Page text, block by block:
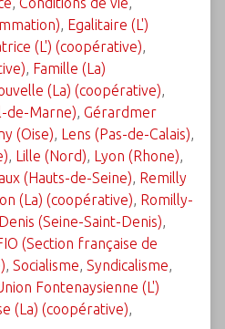
, Egalitaire (L')
(L') (coopérative),
, Famille (La)
(La) (coopérative),
de-Marne), Gérardmer
(Oise), Lens (Pas-de-Calais),
, Lille (Nord), Lyon (Rhone),
(Hauts-de-Seine), Remilly
(La) (coopérative), Romilly-
(Seine-Saint-Denis),
(Section française de
, Socialisme, Syndicalisme,
Fontenaysienne (L')
(La) (coopérative),